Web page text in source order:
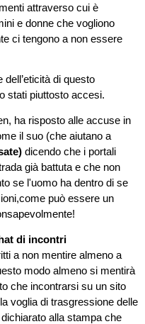
attraverso cui è
e donne che vogliono
ci tengono a non essere
di questo
stati piuttosto accesi.
ha risposto alle accuse in
il suo (che aiutano a
dicendo che i portali
già battuta e che non
se l'uomo ha dentro di se
può essere un
di incontri
a non mentire almeno a
modo almeno si mentirà
che incontrarsi su un sito
voglia di trasgressione delle
alla stampa che